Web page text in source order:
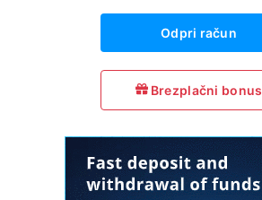
Odpri račun
Brezplačni bonus